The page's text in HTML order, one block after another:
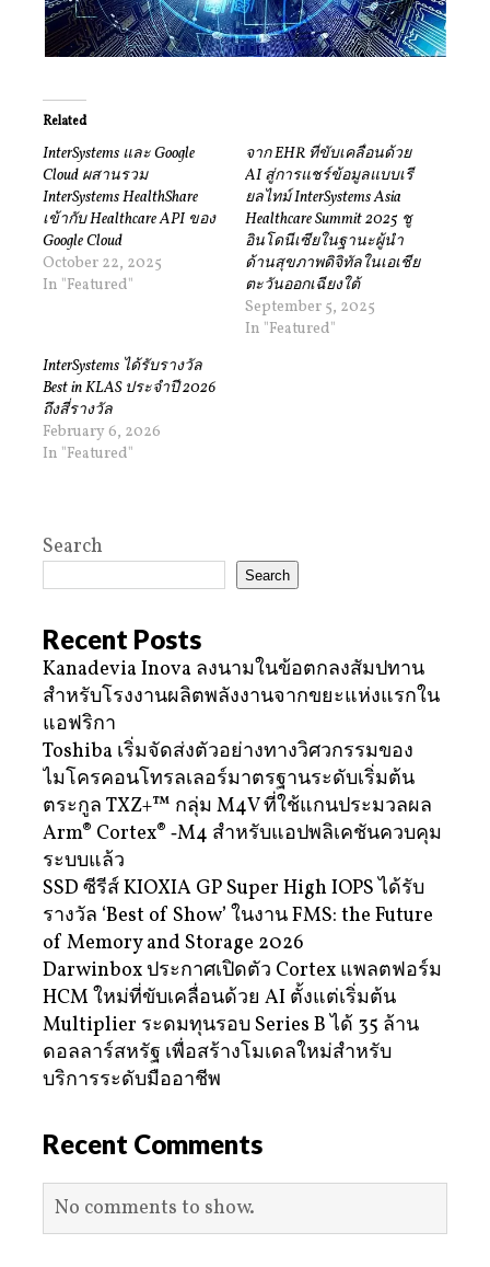
Related
InterSystems และ Google
Cloud ผสานรวม
InterSystems HealthShare
เข้ากับ Healthcare API ของ
Google Cloud
October 22, 2025
In "Featured"
จาก EHR ที่ขับเคลื่อนด้วย
AI สู่การแชร์ข้อมูลแบบเรี
ยลไทม์ InterSystems Asia
Healthcare Summit 2025 ชู
อินโดนีเซียในฐานะผู้นำ
ด้านสุขภาพดิจิทัลในเอเชีย
ตะวันออกเฉียงใต้
September 5, 2025
In "Featured"
InterSystems ได้รับรางวัล
Best in KLAS ประจำปี 2026
ถึงสี่รางวัล
February 6, 2026
In "Featured"
Search
Search
Recent Posts
Kanadevia Inova ลงนามในข้อตกลงสัมปทาน
สำหรับโรงงานผลิตพลังงานจากขยะแห่งแรกใน
แอฟริกา
Toshiba เริ่มจัดส่งตัวอย่างทางวิศวกรรมของ
ไมโครคอนโทรลเลอร์มาตรฐานระดับเริ่มต้น
ตระกูล TXZ+™ กลุ่ม M4V ที่ใช้แกนประมวลผล
Arm® Cortex® ‑M4 สำหรับแอปพลิเคชันควบคุม
ระบบแล้ว
SSD ซีรีส์ KIOXIA GP Super High IOPS ได้รับ
รางวัล ‘Best of Show’ ในงาน FMS: the Future
of Memory and Storage 2026
Darwinbox ประกาศเปิดตัว Cortex แพลตฟอร์ม
HCM ใหม่ที่ขับเคลื่อนด้วย AI ตั้งแต่เริ่มต้น
Multiplier ระดมทุนรอบ Series B ได้ 35 ล้าน
ดอลลาร์สหรัฐ เพื่อสร้างโมเดลใหม่สำหรับ
บริการระดับมืออาชีพ
Recent Comments
No comments to show.